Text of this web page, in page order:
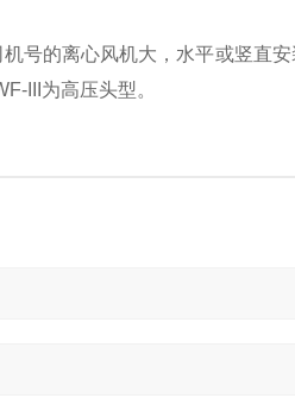
号的离心风机大，水平或竖直
III为高压头型。